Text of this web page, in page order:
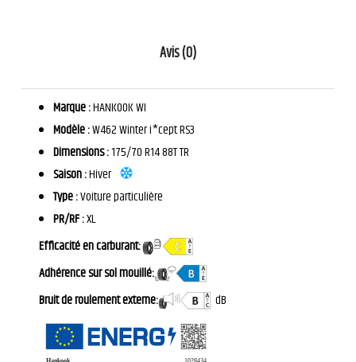
Avis (0)
Marque :HANKOOK WI
Modèle :W462 Winter i*cept RS3
Dimensions :175/70 R14 88T TR
Saison :Hiver
Type :Voiture particulière
PR/RF :XL
Efficacité en carburant:
Adhérence sur sol mouillé:
Bruit de roulement externe:
dB